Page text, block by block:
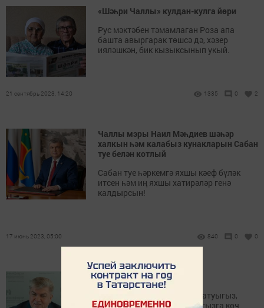
«Шәһри Чаллы» кулдан-кулга йөри
Рус мәктәбен тәмамлаган Роза апа
башта авыргарак төшсә дә, хәзер
ияләшкән, бик кызыксынып укый.
21 сентябрь 2023, 14:20 1335 0 2
Чаллы мэры Наил Мәһдиев шәһәр
халкын һәм калабыз кунакларын Сабан
туе белән котлый
Сабан туе һәркемгә яхшы кәеф бүләк
итсен һәм иң яхшы хатирәләр генә
калдырсын!
17 июнь 2023, 05:00 840 0 0
Хөрмәтле хатын-кызлар!
Сезнең йөрәк җылыгыз, яратуыгыз,
өзелеп көтүегез якыннарыгызга көч